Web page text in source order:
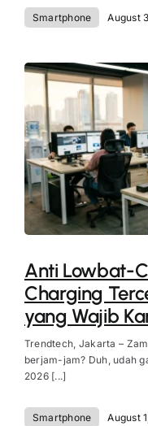
Smartphone August
Anti Lowbat-
Charging
yang Wajib
Trendtech, Jakarta –
berjam-jam? Duh, udah
2026 [...]
Smartphone August